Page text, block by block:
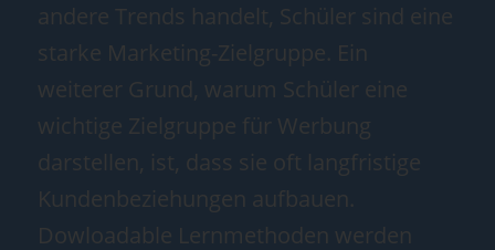
andere Trends handelt, Schüler sind eine
starke Marketing-Zielgruppe. Ein
weiterer Grund, warum Schüler eine
wichtige Zielgruppe für Werbung
darstellen, ist, dass sie oft langfristige
Kundenbeziehungen aufbauen.
Dowloadable Lernmethoden werden